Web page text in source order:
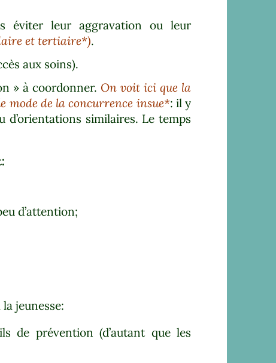
éviter leur aggravation ou leur
et tertiaire*).
aux soins).
» à coordonner. On voit ici que la
mode de la concurrence insue*: il y
d’orientations similaires. Le temps
d’attention;
jeunesse:
de prévention (d’autant que les